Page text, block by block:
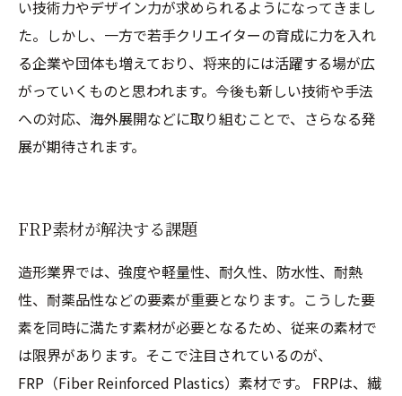
い技術力やデザイン力が求められるようになってきまし
た。しかし、一方で若手クリエイターの育成に力を入れ
る企業や団体も増えており、将来的には活躍する場が広
がっていくものと思われます。今後も新しい技術や手法
への対応、海外展開などに取り組むことで、さらなる発
展が期待されます。
FRP素材が解決する課題
造形業界では、強度や軽量性、耐久性、防水性、耐熱
性、耐薬品性などの要素が重要となります。こうした要
素を同時に満たす素材が必要となるため、従来の素材で
は限界があります。そこで注目されているのが、
FRP（Fiber Reinforced Plastics）素材です。 FRPは、繊